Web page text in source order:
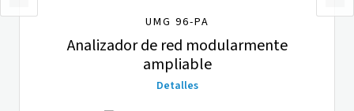
UMG 96-PA
Analizador de red modularmente
ampliable
Detalles